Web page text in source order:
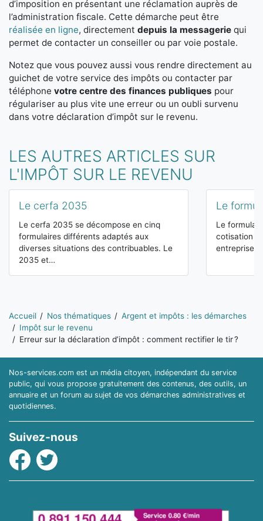
d’imposition en présentant une réclamation auprès de
l’administration fiscale. Cette démarche peut être
réalisée en ligne, directement depuis la messagerie qui
permet de contacter un conseiller ou par voie postale.
Notez que vous pouvez aussi vous rendre directement au
guichet de votre service des impôts ou contacter par
téléphone votre centre des finances publiques pour
régulariser au plus vite une erreur ou un oubli survenu
dans votre déclaration d’impôt sur le revenu.
LES AUTRES ARTICLES SUR
L'IMPÔT SUR LE REVENU
Le cerfa 2035
Le cerfa 2035 se décompose en cinq
formulaires différents adaptés aux
diverses situations des contribuables. Le
2035 et…
Le
Le
cotisation
entreprises,
Vous êtes ici:
Accueil Nos thématiques
Argent et impôts : les démarches
Impôt sur le revenu
Erreur sur la déclaration d’impôt : comment rectifier le tir ?
Nos-services.com est un média citoyen, indépendant du service
public, qui vous propose gratuitement des contenus, des outils, un
annuaire et un forum au sujet de vos démarches administratives et
quotidiennes.
Suivez-nous
Facebook
Twitter